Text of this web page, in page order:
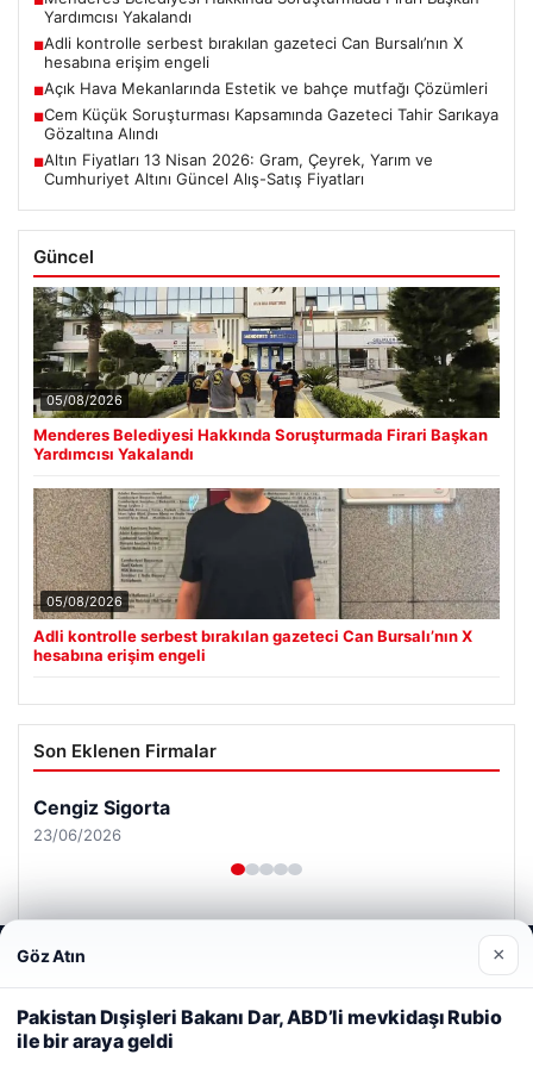
Yardımcısı Yakalandı
■Adli kontrolle serbest bırakılan gazeteci Can Bursalı’nın X
hesabına erişim engeli
■Açık Hava Mekanlarında Estetik ve bahçe mutfağı Çözümleri
■Cem Küçük Soruşturması Kapsamında Gazeteci Tahir Sarıkaya
Gözaltına Alındı
■Altın Fiyatları 13 Nisan 2026: Gram, Çeyrek, Yarım ve
Cumhuriyet Altını Güncel Alış-Satış Fiyatları
Güncel
05/08/2026
Menderes Belediyesi Hakkında Soruşturmada Firari Başkan
Yardımcısı Yakalandı
05/08/2026
Adli kontrolle serbest bırakılan gazeteci Can Bursalı’nın X
hesabına erişim engeli
Son Eklenen Firmalar
Cengiz Sigorta
23/06/2026
© 2026 Şiir Forum – Güncel Haberler
Web sitemizi nasıl kullandığınızı daha iyi anlayabilmek,
deneyiminizi kişiselleştirmek ve geliştirmek amacıyla çerezler
kullanıyoruz.
Çerez Politikamız
Reddet Kabul Et
Göz Atın ×
Pakistan Dışişleri Bakanı Dar, ABD’li mevkidaşı Rubio
ile bir araya geldi